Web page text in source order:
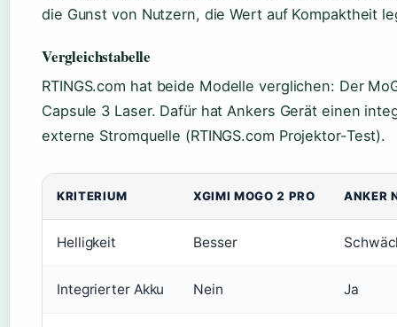
die Gunst von Nutzern, die Wert auf Kompaktheit
Vergleichstabelle
RTINGS.com hat beide Modelle verglichen: Der
Capsule 3 Laser. Dafür hat Ankers Gerät einen
externe Stromquelle (RTINGS.com Projektor-Test).
KRITERIUM XGIMI MOGO 2 PRO ANKER
Helligkeit Besser
Integrierter Akku Nein Ja